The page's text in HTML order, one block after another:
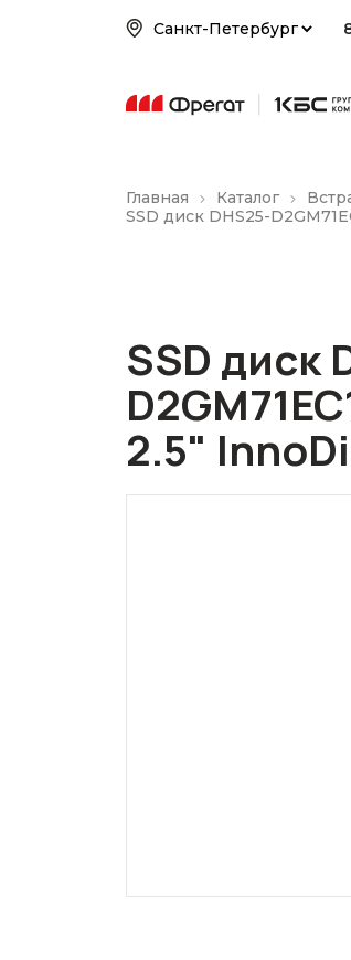
Главная Каталог
SSD диск DHS25-
SSD диск
2.5"